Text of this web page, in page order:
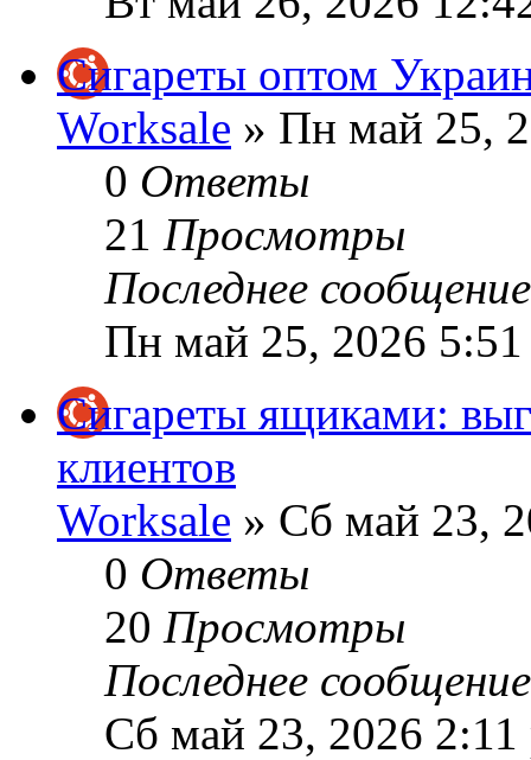
Сигареты оптом
Worksale » Пн май 25,
0 Ответы
21 Просмотры
Последнее
Пн май 25, 2026
Сигареты ящиками:
клиентов
Worksale » Сб май 23,
0 Ответы
20 Просмотры
Последнее
Сб май 23, 2026 2:11